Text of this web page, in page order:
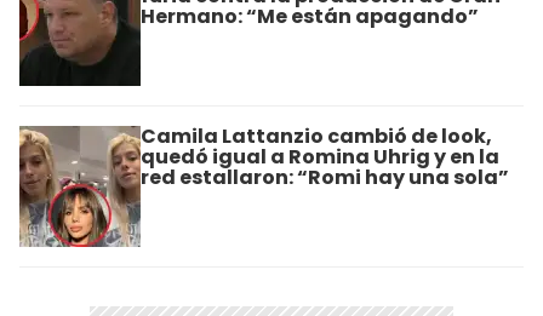
Hermano: “Me están apagando”
Camila Lattanzio cambió de look,
quedó igual a Romina Uhrig y en la
red estallaron: “Romi hay una sola”